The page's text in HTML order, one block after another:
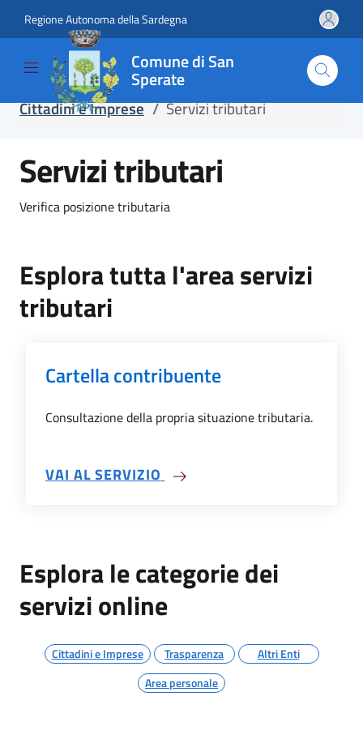
Salta e vai al contenuto
Salta e vai al footer
Regione Autonoma della Sardegna
Comune di San
Sperate
Home / Servizi / Servizi online
Cittadini e Imprese / Servizi tributari
Servizi tributari
Verifica posizione tributaria
Esplora tutta l'area servizi
tributari
Cartella contribuente
Consultazione della propria situazione tributaria.
VAI AL SERVIZIO SU CARTELLA
Esplora le categorie dei
servizi online
Cittadini e Imprese Trasparenza
Altri Enti
Area personale